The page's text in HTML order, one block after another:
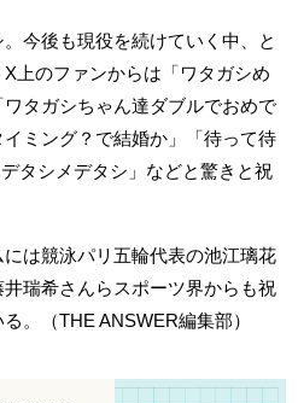
今後も現役を続けていく中、と
上のファンからは「ワタガシめ
タガシちゃん達ダブルでおめで
ミング？で結婚か」「待って待
タシメデタシ」などと驚きと祝
は競泳パリ五輪代表の池江璃花
瑞希さんらスポーツ界からも祝
。（THE ANSWER編集部）